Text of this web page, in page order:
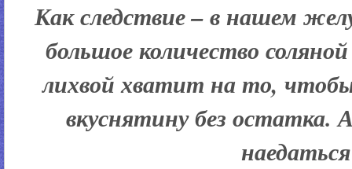
Как следствие – в нашем
большое количество
лихвой хватит на то,
вкуснятину без остатка.